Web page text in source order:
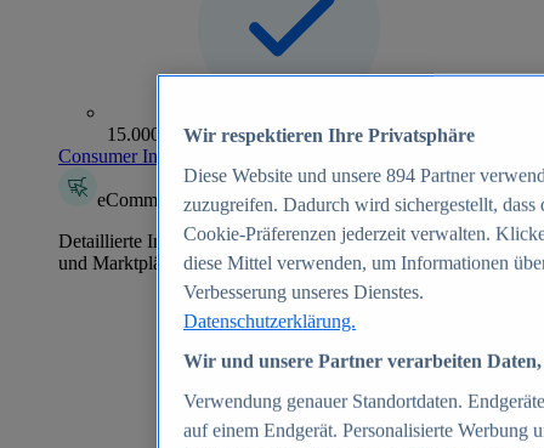
15.000+ Marken
Consumer Insights entdecken
eCommerce Insights
Detaillierte Informationen zu mehr als 39.000 Online-Shops
und Marktplätzen
Wir respektieren Ihre Privatsphäre
Diese Website und unsere 894 Partner
zuzugreifen. Dadurch wird sichergestellt,
Cookie-Präferenzen jederzeit verwalten.
diese Mittel verwenden, um Informationen
Verbesserung unseres Dienstes.
Datenschutzerklärung.
Wir und unsere Partner verarbeiten
Verwendung genauer Standortdaten.
auf einem Endgerät. Personalisierte Werbung